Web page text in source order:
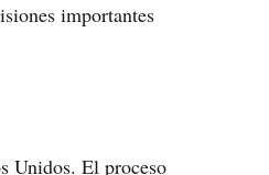
importantes
Unidos. El proceso